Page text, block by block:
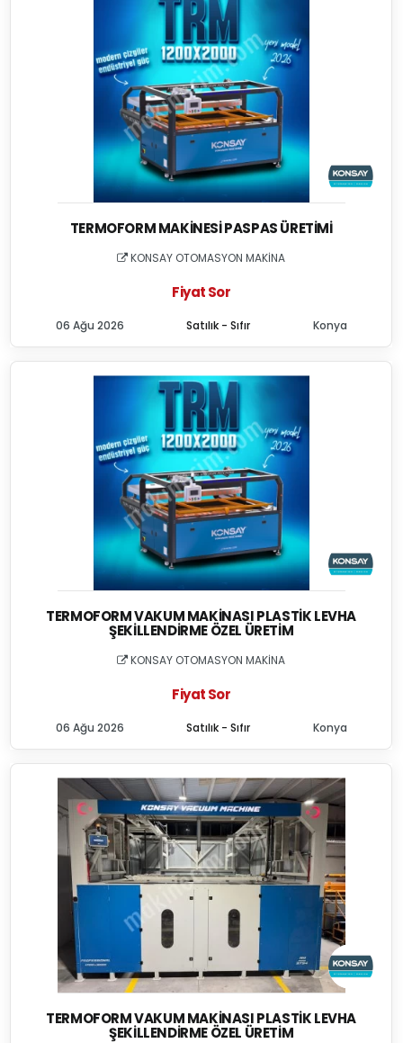
TERMOFORM MAKINESI PASPAS ÜRETIMI
KONSAY OTOMASYON MAKİNA
Fiyat Sor
Satılık - Sıfır
06 Ağu 2026 Konya
TERMOFORM VAKUM MAKINASI PLASTIK LEVHA
ŞEKILLENDIRME ÖZEL ÜRETIM
KONSAY OTOMASYON MAKİNA
Fiyat Sor
Satılık - Sıfır
06 Ağu 2026 Konya
TERMOFORM VAKUM MAKINASI PLASTIK LEVHA
ŞEKILLENDIRME ÖZEL ÜRETIM